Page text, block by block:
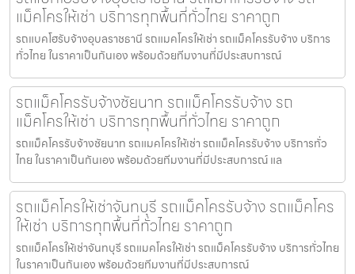
แม็คโครให้เช่า บริการทุกพื้นที่ทั่วไทย ราคาถูก
รถแบคโฮรับจ้างอุบลราชธานี รถแมคโครให้เช่า รถแม็คโครรับจ้าง บริการ
ทั่วไทย ในราคาเป็นกันเอง พร้อมด้วยทีมงานที่มีประสบการณ์
รถแม็คโครรับจ้างชัยนาท รถแม็คโครรับจ้าง รถ
แม็คโครให้เช่า บริการทุกพื้นที่ทั่วไทย ราคาถูก
รถแม็คโครรับจ้างชัยนาท รถแมคโครให้เช่า รถแม็คโครรับจ้าง บริการทั่ว
ไทย ในราคาเป็นกันเอง พร้อมด้วยทีมงานที่มีประสบการณ์ แล
รถแม็คโครให้เช่าจันทบุรี รถแม็คโครรับจ้าง รถแม็คโคร
ให้เช่า บริการทุกพื้นที่ทั่วไทย ราคาถูก
รถแม็คโครให้เช่าจันทบุรี รถแมคโครให้เช่า รถแม็คโครรับจ้าง บริการทั่วไทย
ในราคาเป็นกันเอง พร้อมด้วยทีมงานที่มีประสบการณ์